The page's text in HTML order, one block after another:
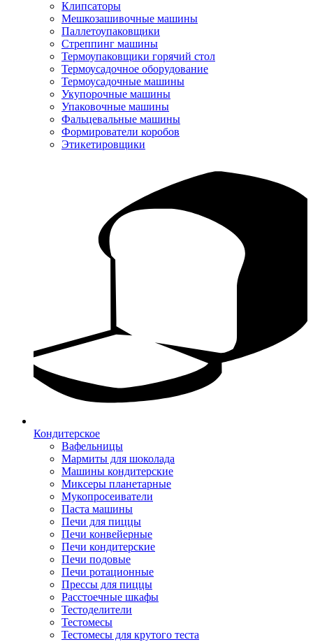
Клипсаторы
Мешкозашивочные машины
Паллетоупаковщики
Стреппинг машины
Термоупаковщики горячий стол
Термоусадочное оборудование
Термоусадочные машины
Укупорочные машины
Упаковочные машины
Фальцевальные машины
Формирователи коробов
Этикетировщики
Кондитерское
Вафельницы
Мармиты для шоколада
Машины кондитерские
Миксеры планетарные
Мукопросеиватели
Паста машины
Печи для пиццы
Печи конвейерные
Печи кондитерские
Печи подовые
Печи ротационные
Прессы для пиццы
Расстоечные шкафы
Тестоделители
Тестомесы
Тестомесы для крутого теста